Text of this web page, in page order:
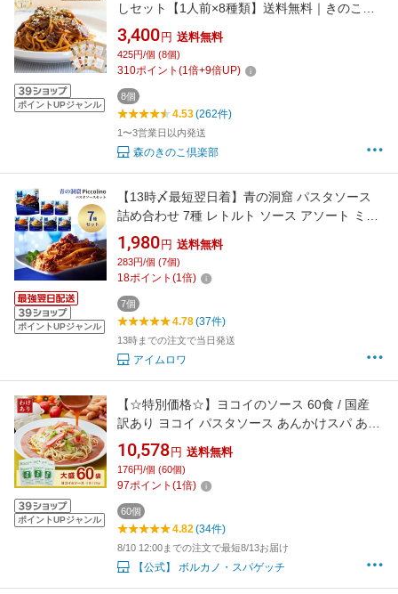
ポイントUPジャンル
しセット【1人前×8種類】送料無料｜きのこ屋
特製パスタソース きのこスパゲティ きのこパ
スタ レトルト 国産きのこ ギフト 贈り物 スパゲ
ティ スパゲティー パスタソース きのこ ボロネ
3,400 円 送料無料
425円/個 (8個)
310ポイント (1倍+9倍UP)
8個
4.53(262件)
1〜3営業日以内発送
森のきのこ倶楽部
ポイントUPジャンル
【13時〆最短翌日着】青の洞窟 パスタソース
詰め合わせ 7種 レトルト ソース アソート ミッ
クス セット 人気 おすすめ ボロネーゼ クリーム
トマト ミート ペペロンチーノ ジェノベーゼ ま
とめ買い 常備食品 レンジ対応 簡単調理 レトル
1,980 円 送料無料
283円/個 (7個)
18ポイント (1倍)
7個
4.78(37件)
13時までの注文で当日発送
アイムロワ
ポイントUPジャンル
【☆特別価格☆】ヨコイのソース 60食 / 国産
訳あり ヨコイ パスタソース あんかけスパ あん
かけパスタ あんかけソース あんかけスパゲッ
ティ あんかけ レトルト レトルト食品 大容量 大
量 まとめ買い 名古屋 名物 ご当地 ソウルフード
10,578 円 送料無料
176円/個 (60個)
97ポイント (1倍)
60個
4.82(34件)
8/10 12:00までの注文で最短8/13お届け
【公式】 ボルカノ・スパゲッチ